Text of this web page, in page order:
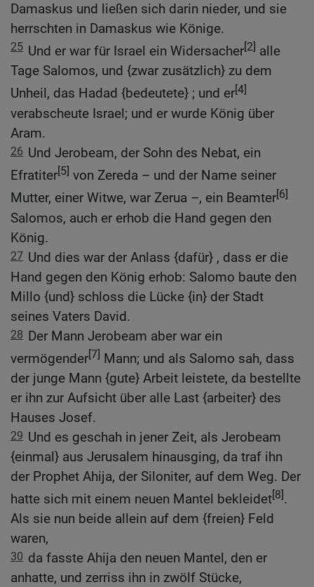
Damaskus und ließen sich darin nieder, und sie
herrschten in Damaskus wie Könige.
25 Und er war für Israel ein Widersacher[2] alle
Tage Salomos, und {zwar zusätzlich} zu dem
Unheil, das Hadad {bedeutete} ; und er[4]
verabscheute Israel; und er wurde König über
Aram.
26 Und Jerobeam, der Sohn des Nebat, ein
Efratiter[5] von Zereda – und der Name seiner
Mutter, einer Witwe, war Zerua –, ein Beamter[6]
Salomos, auch er erhob die Hand gegen den
König.
27 Und dies war der Anlass {dafür} , dass er die
Hand gegen den König erhob: Salomo baute den
Millo {und} schloss die Lücke {in} der Stadt
seines Vaters David.
28 Der Mann Jerobeam aber war ein
vermögender[7] Mann; und als Salomo sah, dass
der junge Mann {gute} Arbeit leistete, da bestellte
er ihn zur Aufsicht über alle Last {arbeiter} des
Hauses Josef.
29 Und es geschah in jener Zeit, als Jerobeam
{einmal} aus Jerusalem hinausging, da traf ihn
der Prophet Ahija, der Siloniter, auf dem Weg. Der
hatte sich mit einem neuen Mantel bekleidet[8].
Als sie nun beide allein auf dem {freien} Feld
waren,
30 da fasste Ahija den neuen Mantel, den er
anhatte, und zerriss ihn in zwölf Stücke,